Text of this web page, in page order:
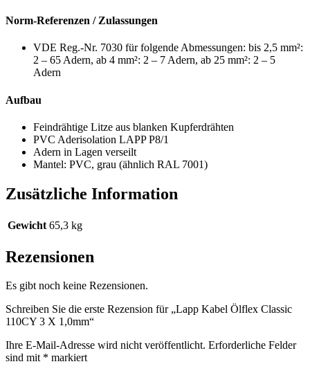
Norm-Referenzen / Zulassungen
VDE Reg.-Nr. 7030 für folgende Abmessungen: bis 2,5 mm²:
2 – 65 Adern, ab 4 mm²: 2 – 7 Adern, ab 25 mm²: 2 – 5
Adern
Aufbau
Feindrähtige Litze aus blanken Kupferdrähten
PVC Aderisolation LAPP P8/1
Adern in Lagen verseilt
Mantel: PVC, grau (ähnlich RAL 7001)
Zusätzliche Information
Gewicht 65,3 kg
Rezensionen
Es gibt noch keine Rezensionen.
Schreiben Sie die erste Rezension für „Lapp Kabel Ölflex Classic
110CY 3 X 1,0mm“
Ihre E-Mail-Adresse wird nicht veröffentlicht. Erforderliche Felder
sind mit * markiert